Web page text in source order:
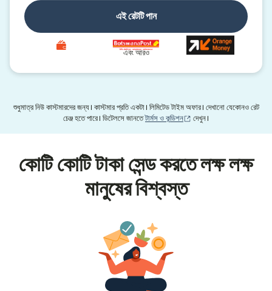
এই রেটটি পান
এবং আরও
শুধুমাত্র নিউ কাস্টমারদের জন্য। কাস্টমার প্রতি একটা। লিমিটেড টাইম অফার। দেখানো যেকোনও রেট
চেঞ্জ হতে পারে। ডিটেলসে জানতেটার্মস ও কন্ডিশন (নতুন উইন্ডোতে খুলবে)
দেখুন।
কোটি কোটি টাকা সেন্ড করতে লক্ষ লক্ষ
মানুষের বিশ্বস্ত